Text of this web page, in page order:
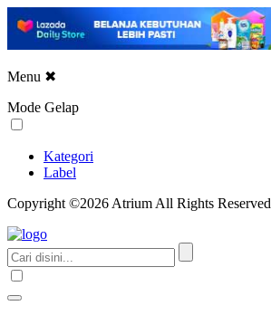
Menu ✖
Mode Gelap
Kategori
Label
Copyright ©2026 Atrium All Rights Reserved